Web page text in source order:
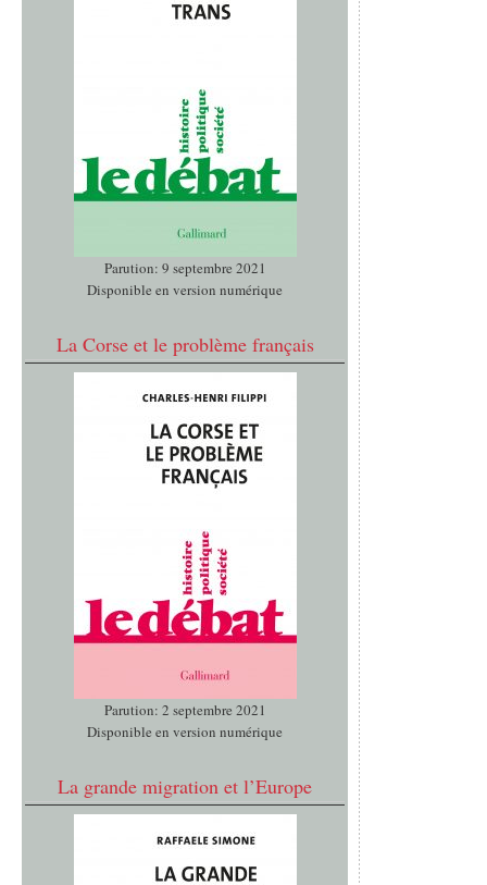
Parution: 9 septembre 2021
Disponible en version numérique
La Corse et le problème français
Parution: 2 septembre 2021
Disponible en version numérique
La grande migration et l’Europe